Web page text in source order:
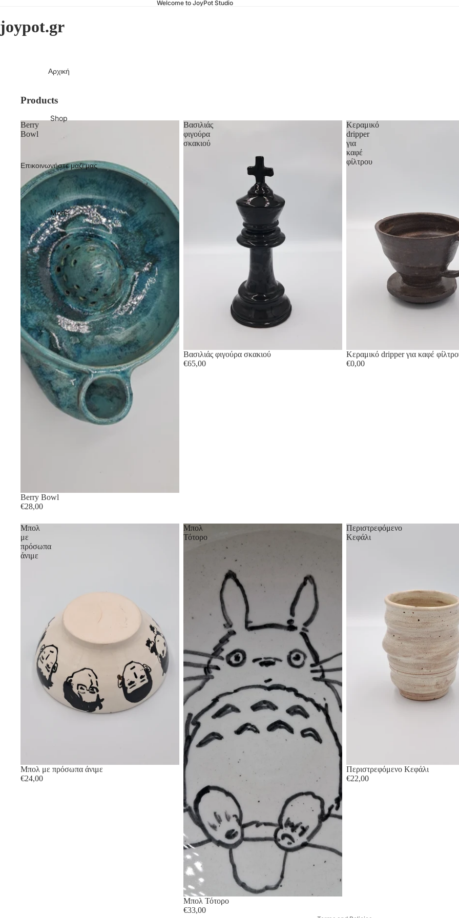
Welcome to JoyPot Studio
joypot.gr
Αρχική
Shop
Επικοινωνήστε μαζί μας
More
Products
Berry
Bowl
Berry Bowl
€28,00
Βασιλιάς
φιγούρα
σκακιού
Sold out
Βασιλιάς φιγούρα σκακιού
€65,00
Κεραμικό
dripper
για
καφέ
φίλτρου
Κεραμικό dripper για καφέ
€0,00
Μπολ
με
πρόσωπα
άνιμε
Μπολ με πρόσωπα άνιμε
€24,00
Μπολ
Τότορο
Μπολ Τότορο
€33,00
Περιστρεφόμενο
Κεφάλι
Περιστρεφόμενο Κεφάλι
€22,00